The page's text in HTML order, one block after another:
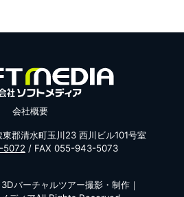
会社概要
郡清水町玉川23 西川ビル101号室
5072 / FAX 055-943-5073
3Dバーチャルツアー撮影・制作｜